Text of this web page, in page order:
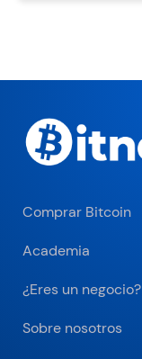
Comprar Bitcoin
Academia
¿Eres un negocio?
Sobre nosotros